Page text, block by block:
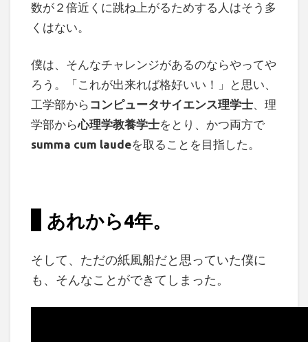
数が２倍近くに跳ね上がるためする人はそう多
くはない。
僕は、そんなチャレンジがあるのならやってや
ろう。「これが出来れば格好いい！」と思い、
工学部から コンピュータサイエンス理学士、理
学部から心理学教養学士をとり、かつ両方で
summa cum laudeを取ることを目指した。
あれから4年。
そして、ただの紙風船だと思っていた僕に
も、そんなことができてしまった。